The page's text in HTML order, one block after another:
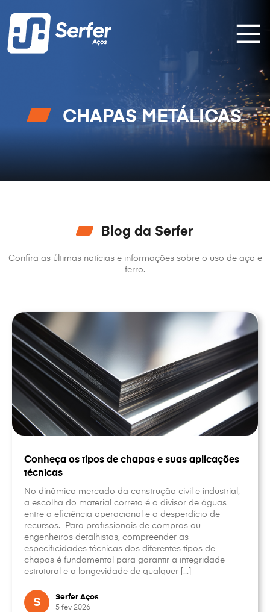
CHAPAS METÁLICAS
Blog da Serfer
Confira as últimas notícias e informações sobre o uso de aço e
ferro.
Conheça os tipos de chapas e suas aplicações
técnicas
No dinâmico mercado da construção civil e industrial,
a escolha do material correto é o divisor de águas
entre a eficiência operacional e o desperdício de
recursos. Para profissionais de compras ou
engenheiros detalhistas, compreender as
especificidades técnicas dos diferentes tipos de
chapas é fundamental para garantir a integridade
estrutural e a longevidade de qualquer […]
S Serfer Aços
5 fev 2026